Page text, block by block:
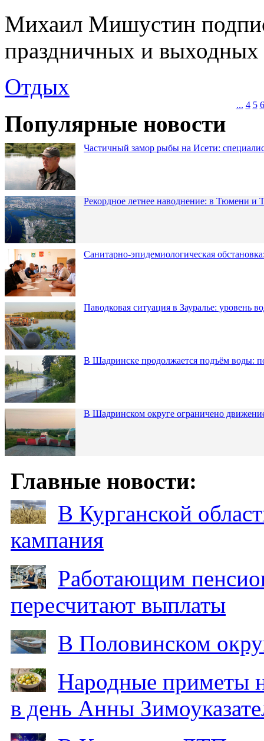
Михаил Мишустин
праздничных и
Отдых
... 4 5 6
Популярные новости
Частичный замор рыбы на Исети:
Рекордное летнее наводнение: в Тюмени и
Санитарно-эпидемиологическая
Паводковая ситуация в Зауралье: уровень
В Шадринске продолжается подъём воды:
В Шадринском округе ограничено
Главные новости:
В Курганской
кампания
Работающим
пересчитают выплаты
В Половинском
Народные приметы
в день Анны